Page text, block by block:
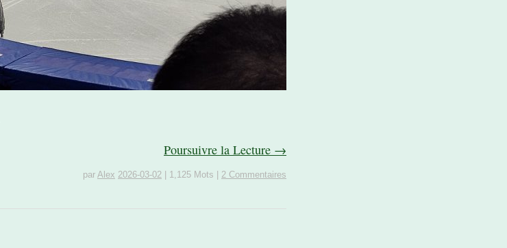
Poursuivre la Lecture →
par Alex 2026-03-02 1,125 Mots 2 Commentaires